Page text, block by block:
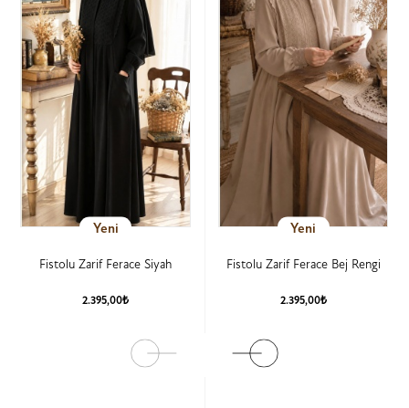
Yeni
Fistolu Zarif Ferace Siyah
2.395,00₺
Yeni
Fistolu Zarif Ferace Bej Rengi
2.395,00₺